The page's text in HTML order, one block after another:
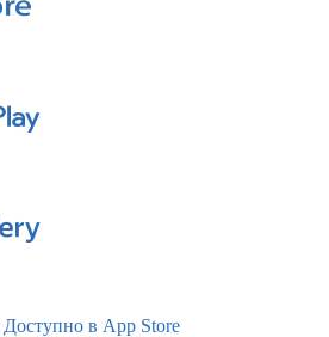
Доступно в App Store